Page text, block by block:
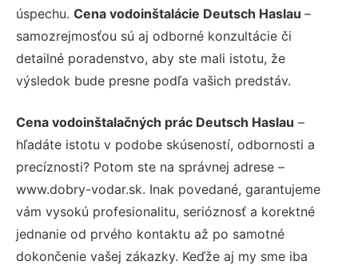
úspechu. Cena vodoinštalácie Deutsch Haslau –
samozrejmosťou sú aj odborné konzultácie či
detailné poradenstvo, aby ste mali istotu, že
výsledok bude presne podľa vašich predstáv.
Cena vodoinštalačných prác Deutsch Haslau –
hľadáte istotu v podobe skúseností, odbornosti a
precíznosti? Potom ste na správnej adrese –
www.dobry-vodar.sk. Inak povedané, garantujeme
vám vysokú profesionalitu, serióznosť a korektné
jednanie od prvého kontaktu až po samotné
dokončenie vašej zákazky. Keďže aj my sme iba